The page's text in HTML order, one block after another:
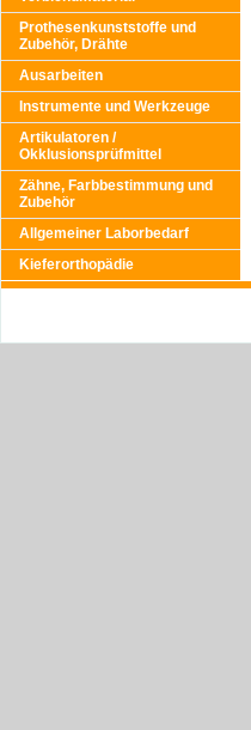
Prothesenkunststoffe und
Zubehör, Drähte
Ausarbeiten
Instrumente und Werkzeuge
Artikulatoren /
Okklusionsprüfmittel
Zähne, Farbbestimmung und
Zubehör
Allgemeiner Laborbedarf
Kieferorthopädie